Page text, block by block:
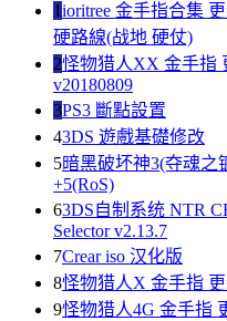
1ioritree 金手指合集
硬路線(战地 硬仗)
2怪物猎人XX 金手指
v20180809
3PS3 斷點設置
43DS 遊戲基礎修改
5暗黑破坏神3(夺魂之
+5(RoS)
63DS自制系统 NTR
Selector v2.13.7
7Crear iso 汉化版
8怪物猎人X 金手指 更
9怪物猎人4G 金手指